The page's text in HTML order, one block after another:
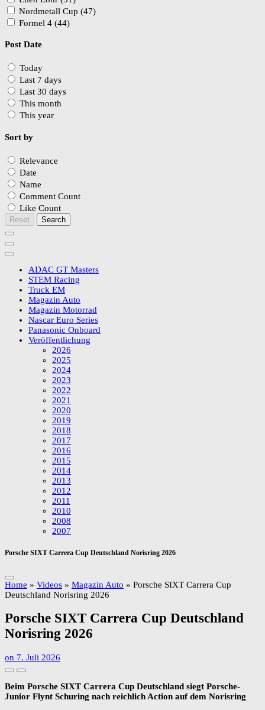
Nordmetall Cup (47)
Formel 4 (44)
Post Date
Today
Last 7 days
Last 30 days
This month
This year
Sort by
Relevance
Date
Name
Comment Count
Like Count
Reset Search
ADAC GT Masters
STEM Racing
Truck EM
Magazin Auto
Magazin Motorrad
Nascar Euro Series
Panasonic Onboard
Veröffentlichung
2026
2025
2024
2023
2022
2021
2020
2019
2018
2017
2016
2015
2014
2013
2012
2011
2010
2008
2007
Porsche SIXT Carrera Cup Deutschland Norisring 2026
Home » Videos » Magazin Auto » Porsche SIXT Carrera Cup
Deutschland Norisring 2026
Porsche SIXT Carrera Cup Deutschland
Norisring 2026
on 7. Juli 2026
Beim Porsche SIXT Carrera Cup Deutschland siegt Porsche-
Junior Flynt Schuring nach reichlich Action auf dem Norisring